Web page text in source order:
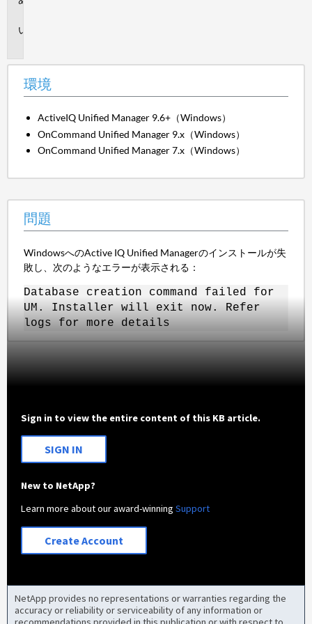
環境
ActiveIQ Unified Manager 9.6+（Windows）
OnCommand Unified Manager 9.x（Windows）
OnCommand Unified Manager 7.x（Windows）
問題
WindowsへのActive IQ Unified Managerのインストールが失
敗し、次のようなエラーが表示される：
Database creation command failed for
UM. Installer will exit now. Refer
logs for more details
Sign in to view the entire content of this KB article.
SIGN IN
New to NetApp?
Learn more about our award-winningSupport
Create Account
NetApp provides no representations or warranties regarding the
accuracy or reliability or serviceability of any information or